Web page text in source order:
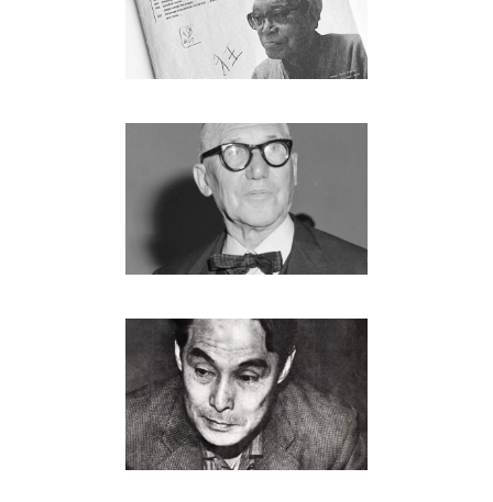
People
ル・コルビュジエ
People
埴谷雄高
People